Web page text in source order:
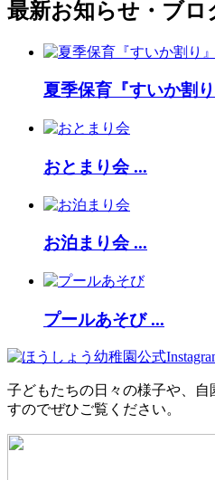
最新お知らせ・ブロ
夏季保育『すいか割
おとまり会 ...
お泊まり会 ...
プールあそび ...
子どもたちの日々の様子や、自
すのでぜひご覧ください。